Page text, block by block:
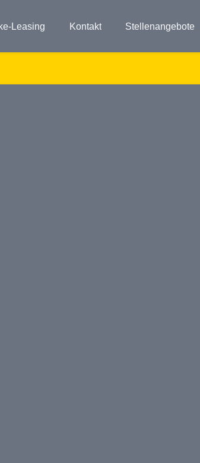
Leasing Kontakt Stellenangebote